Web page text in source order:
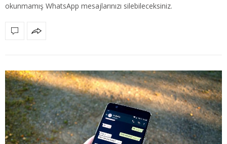
okunmamış WhatsApp mesajlarınızı silebileceksiniz.